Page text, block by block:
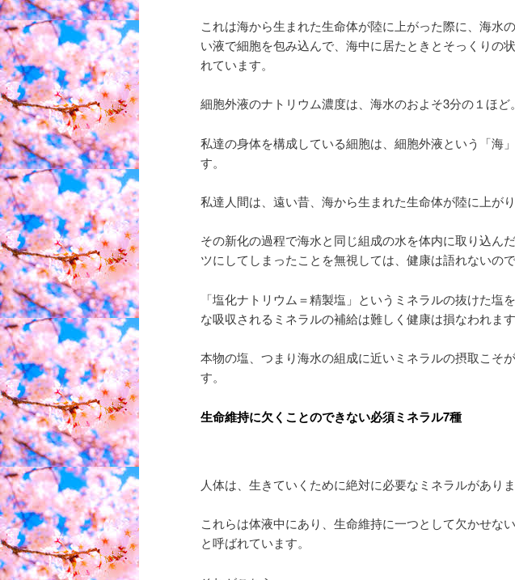
これは海から生まれた生命体が陸に上がった際に、海水
い液で細胞を包み込んで、海中に居たときとそっくりの
れています。
細胞外液のナトリウム濃度は、海水のおよそ3分の１ほど。
私達の身体を構成している細胞は、細胞外液という「海
す。
私達人間は、遠い昔、海から生まれた生命体が陸に上が
その新化の過程で海水と同じ組成の水を体内に取り込ん
ツにしてしまったことを無視しては、健康は語れないので
「塩化ナトリウム＝精製塩」というミネラルの抜けた塩
な吸収されるミネラルの補給は難しく健康は損なわれます
本物の塩、つまり海水の組成に近いミネラルの摂取こそ
す。
生命維持に欠くことのできない必須ミネラル7種
人体は、生きていくために絶対に必要なミネラルがありま
これらは体液中にあり、生命維持に一つとして欠かせな
と呼ばれています。